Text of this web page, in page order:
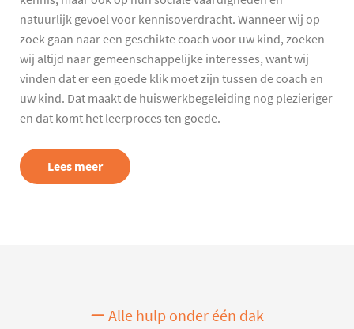
natuurlijk gevoel voor kennisoverdracht. Wanneer wij op
zoek gaan naar een geschikte coach voor uw kind, zoeken
wij altijd naar gemeenschappelijke interesses, want wij
vinden dat er een goede klik moet zijn tussen de coach en
uw kind. Dat maakt de huiswerkbegeleiding nog plezieriger
en dat komt het leerproces ten goede.
Lees meer
Alle hulp onder één dak